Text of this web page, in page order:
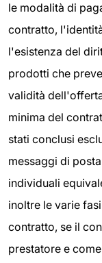
le modalità di
contratto,
l'esistenza del
prodotti che
validità
minima del
stati conclusi
messaggi di
individuali
inoltre le varie
contratto, se il
prestatore e